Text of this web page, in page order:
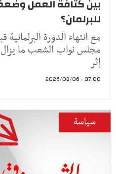
بين كثافة العمل
للبرلمان؟
مع انتهاء الدورة
مجلس نواب الشعب ما
إثر
07:00 - 2026/08/06
سياسة